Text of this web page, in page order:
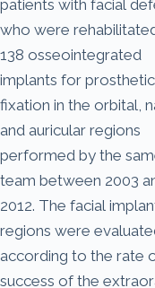
patients with facial
who were
138 osseointegrated
implants for prosthetic
fixation in the orbital,
and auricular regions
performed by the
team between 2003
2012. The facial
regions were
according to the rate
success of the